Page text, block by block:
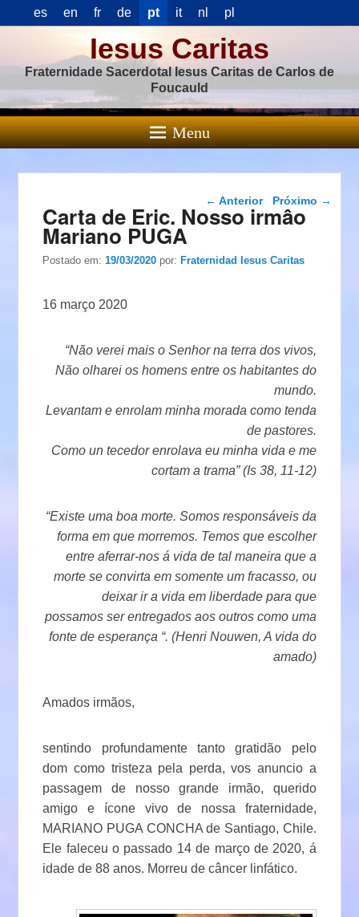
es en fr de pt it nl pl
Iesus Caritas
Fraternidade Sacerdotal Iesus Caritas de Carlos de
Foucauld
Menu
Navegação das
postagens
← Anterior Próximo →
Carta de Eric. Nosso irmâo
Mariano PUGA
Postado em:19/03/2020 por:Fraternidad Iesus Caritas
16 março 2020
“Não verei mais o Senhor na terra dos vivos,
Não olharei os homens entre os habitantes do
mundo.
Levantam e enrolam minha morada como tenda
de pastores.
Como un tecedor enrolava eu minha vida e me
cortam a trama” (Is 38, 11-12)
“Existe uma boa morte. Somos responsáveis da
forma em que morremos. Temos que escolher
entre aferrar-nos á vida de tal maneira que a
morte se convirta em somente um fracasso, ou
deixar ir a vida em liberdade para que
possamos ser entregados aos outros como uma
fonte de esperança “. (Henri Nouwen, A vida do
amado)
Amados irmãos,
sentindo profundamente tanto gratidão pelo
dom como tristeza pela perda, vos anuncio a
passagem de nosso grande irmão, querido
amigo e ícone vivo de nossa fraternidade,
MARIANO PUGA CONCHA de Santiago, Chile.
Ele faleceu o passado 14 de março de 2020, á
idade de 88 anos. Morreu de câncer linfático.